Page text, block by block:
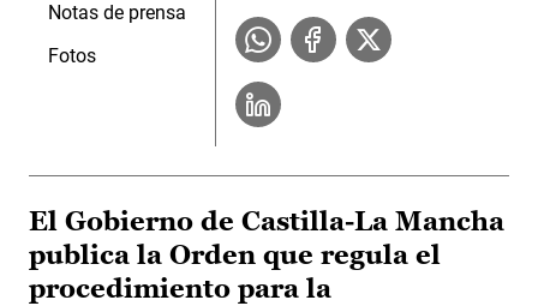
Notas de prensa
Fotos
El Gobierno de Castilla-La Mancha
publica la Orden que regula el
procedimiento para la